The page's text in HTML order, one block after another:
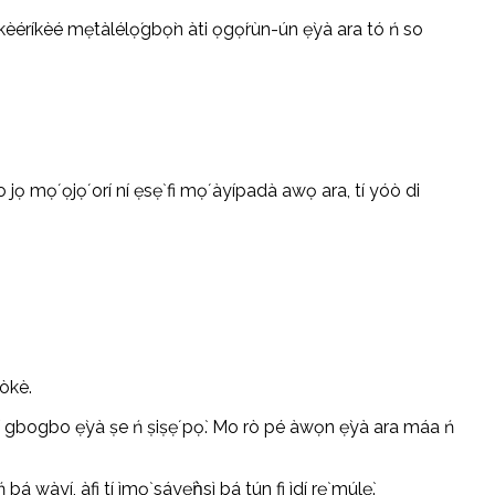
mẹ́tàlélọ́gbọ̀n àti ọgọ́rùn-ún ẹ̀yà ara tó ń so
jọ mọ́ ọjọ́ orí ní ẹsẹ̀ fi mọ́ àyípadà awọ ara, tí yóò di
ẹ̀yà ṣe ń ṣiṣẹ́ pọ̀. Mo rò pé àwọn ẹ̀yà ara máa ń
wàyí, àfi tí ìmọ̀ sáyẹ́ǹsì bá tún fi ìdí rẹ̀ múlẹ̀.